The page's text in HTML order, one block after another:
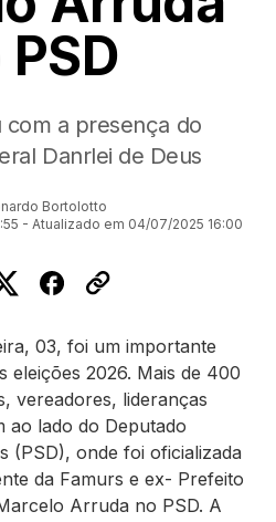
com a presença do
Danrlei de Deus
Bortolotto
- Atualizado em 04/07/2025 16:00
03, foi um importante
eleições 2026. Mais de 400
vereadores, lideranças
ao lado do Deputado
(PSD), onde foi oficializada
da Famurs e ex- Prefeito
Arruda no PSD. A